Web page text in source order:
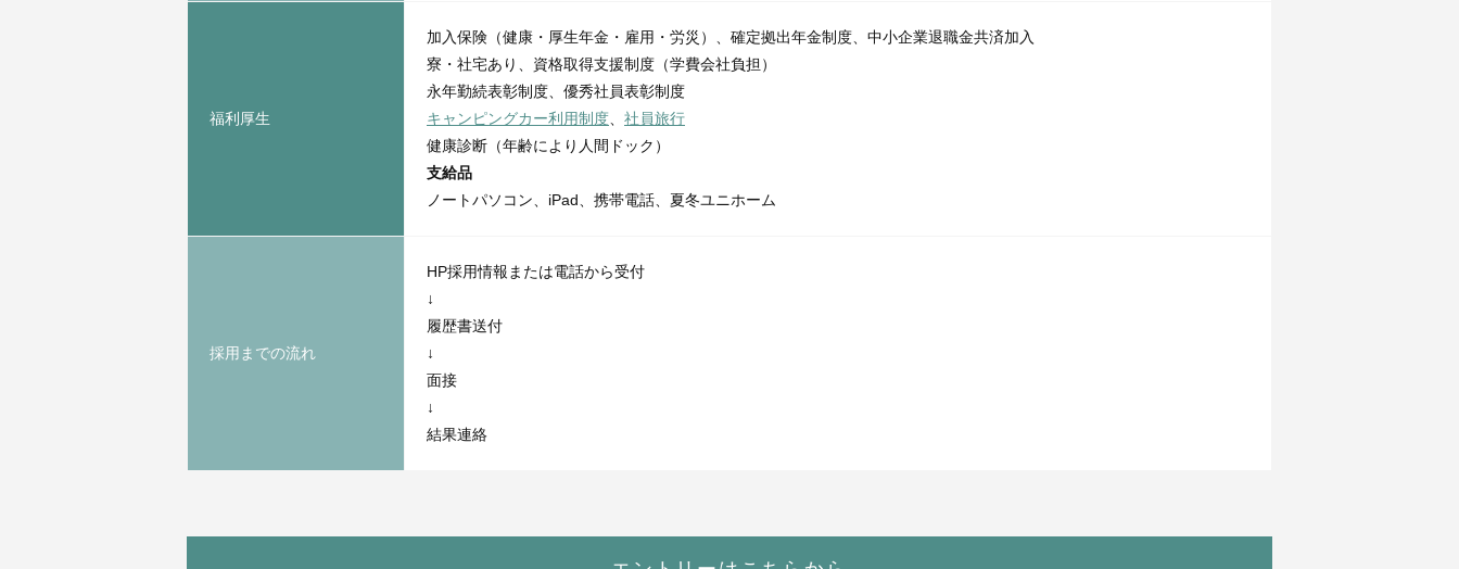
福利厚生
加入保険（健康・厚生年金・雇用・労災）、確定拠出年金制度、中小企業退職金共済加入
寮・社宅あり、資格取得支援制度（学費会社負担）
永年勤続表彰制度、優秀社員表彰制度
キャンピングカー利用制度
社員旅行
健康診断（年齢により人間ドック）
支給品
ノートパソコン、iPad、携帯電話、夏冬ユニホーム
採用までの流れ
HP採用情報または電話から受付
↓
履歴書送付
↓
面接
↓
結果連絡